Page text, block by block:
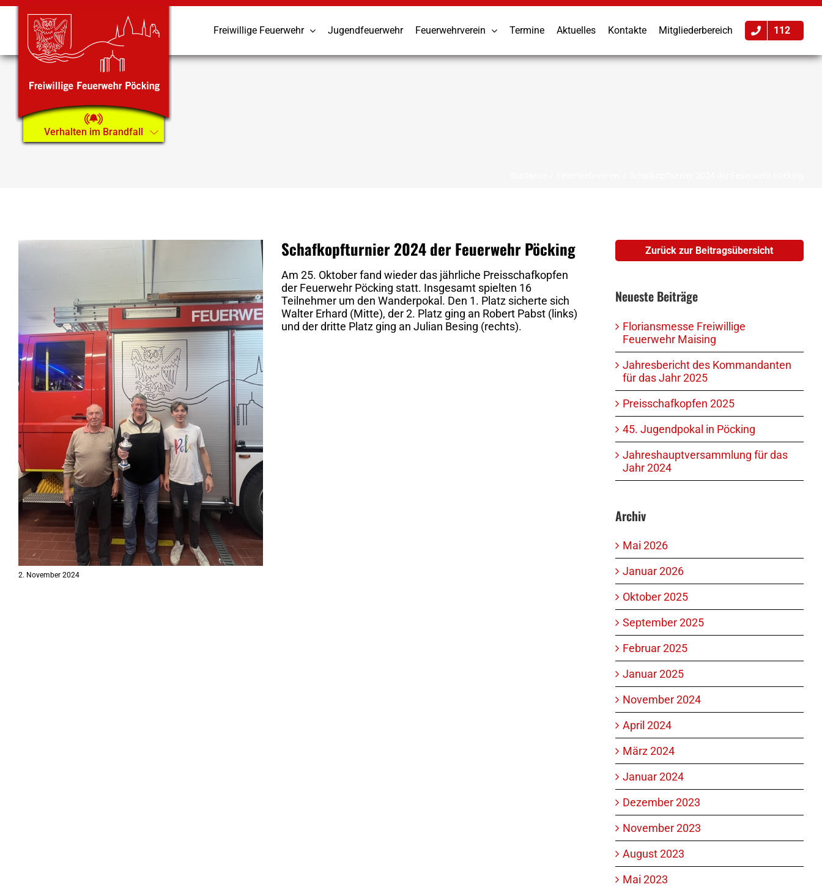
Zum
springen
Verhalten im Brandfall
Freiwillige Feuerwehr Jugendfeuerwehr Feuerwehrverein Termine Aktuelles Kontakte Mitgliederbereich 112
Zeige
Schafkopfturnier 2024 der Feuerwehr Pöcking
Am 25. Oktober fand wieder das jährliche Preisschafkopfen
der Feuerwehr Pöcking statt. Insgesamt spielten 16
Teilnehmer um den Wanderpokal. Den 1. Platz sicherte sich
Walter Erhard (Mitte), der 2. Platz ging an Robert Pabst (links)
und der dritte Platz ging an Julian Besing (rechts).
2. November 2024
Zurück zur Beitragsübersicht
Neueste Beiträge
Floriansmesse Freiwillige
Feuerwehr Maising
Jahresbericht des Kommandanten
für das Jahr 2025
Preisschafkopfen 2025
45. Jugendpokal in Pöcking
Jahreshauptversammlung für das
Jahr 2024
Archiv
Mai 2026
Januar 2026
Oktober 2025
September 2025
Februar 2025
Januar 2025
November 2024
April 2024
März 2024
Januar 2024
Dezember 2023
November 2023
August 2023
Mai 2023